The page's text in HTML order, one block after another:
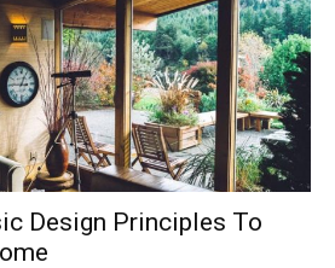
Design Principles To